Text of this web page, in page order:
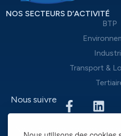
NOS SECTEURS D’ACTIVITÉ
BTP
Transport &
Nous suivre